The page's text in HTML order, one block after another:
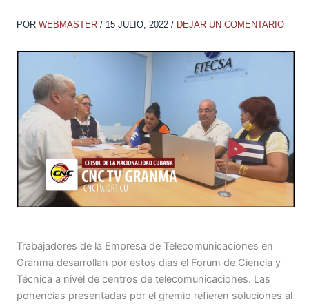
POR WEBMASTER / 15 JULIO, 2022 / DEJAR UN COMENTARIO
Trabajadores de la Empresa de Telecomunicaciones en
Granma desarrollan por estos dias el Forum de Ciencia y
Técnica a nivel de centros de telecomunicaciones. Las
ponencias presentadas por el gremio refieren soluciones al